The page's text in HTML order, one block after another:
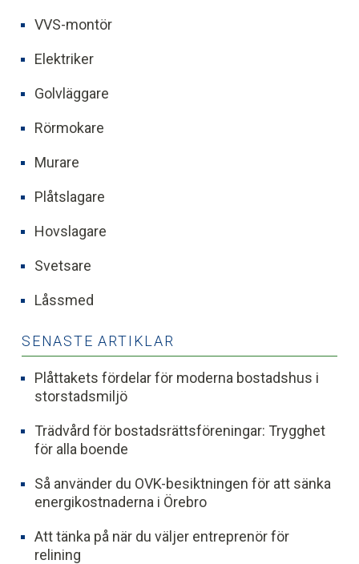
VVS-montör
Elektriker
Golvläggare
Rörmokare
Murare
Plåtslagare
Hovslagare
Svetsare
Låssmed
SENASTE ARTIKLAR
Plåttakets fördelar för moderna bostadshus i
storstadsmiljö
Trädvård för bostadsrättsföreningar: Trygghet
för alla boende
Så använder du OVK-besiktningen för att sänka
energikostnaderna i Örebro
Att tänka på när du väljer entreprenör för
relining